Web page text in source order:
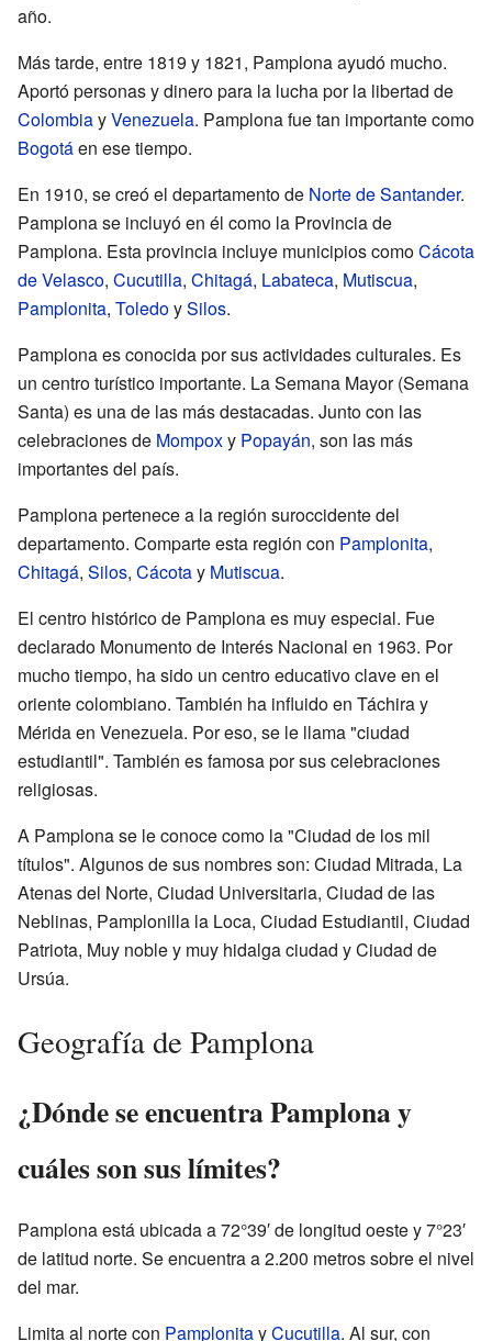
año.
Más tarde, entre 1819 y 1821, Pamplona ayudó mucho.
Aportó personas y dinero para la lucha por la libertad de
ColombiayVenezuela. Pamplona fue tan importante como
Bogotáen ese tiempo.
En 1910, se creó el departamento de Norte de Santander.
Pamplona se incluyó en él como la Provincia de
Pamplona. Esta provincia incluye municipios comoCácota
de Velasco, Cucutilla, Chitagá, Labateca, Mutiscua,
Pamplonita, ToledoySilos.
Pamplona es conocida por sus actividades culturales. Es
un centro turístico importante. La Semana Mayor (Semana
Santa) es una de las más destacadas. Junto con las
celebraciones de Mompoxy Popayán, son las más
importantes del país.
Pamplona pertenece a la región suroccidente del
departamento. Comparte esta región con Pamplonita,
Chitagá, Silos, Cácotay Mutiscua.
El centro histórico de Pamplona es muy especial. Fue
declarado Monumento de Interés Nacional en 1963. Por
mucho tiempo, ha sido un centro educativo clave en el
oriente colombiano. También ha influido en Táchira y
Mérida en Venezuela. Por eso, se le llama "ciudad
estudiantil". También es famosa por sus celebraciones
religiosas.
A Pamplona se le conoce como la "Ciudad de los mil
títulos". Algunos de sus nombres son: Ciudad Mitrada, La
Atenas del Norte, Ciudad Universitaria, Ciudad de las
Neblinas, Pamplonilla la Loca, Ciudad Estudiantil, Ciudad
Patriota, Muy noble y muy hidalga ciudad y Ciudad de
Ursúa.
Geografía de Pamplona
¿Dónde se encuentra Pamplona y
cuáles son sus límites?
Pamplona está ubicada a 72°39′ de longitud oeste y 7°23′
de latitud norte. Se encuentra a 2.200 metros sobre el nivel
del mar.
Limita al norte con PamplonitayCucutilla. Al sur, con